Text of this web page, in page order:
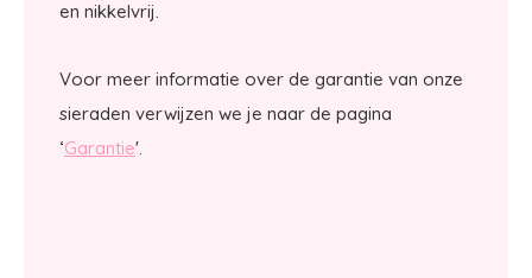
en nikkelvrij.
Voor meer informatie over de garantie van onze
sieraden verwijzen we je naar de pagina
‘Garantie'.